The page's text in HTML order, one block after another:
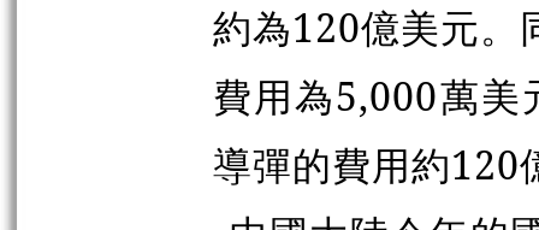
約為120億美元。
費用為5,000萬
導彈的費用約120